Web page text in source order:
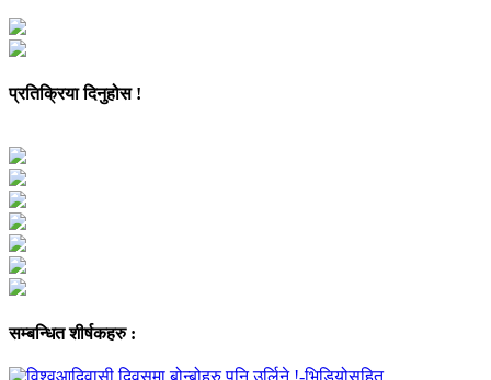
प्रतिक्रिया दिनुहोस !
सम्बन्धित शीर्षकहरु :